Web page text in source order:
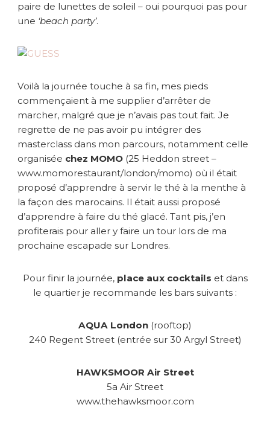
paire de lunettes de soleil – oui pourquoi pas pour
une ‘beach party’.
Voilà la journée touche à sa fin, mes pieds
commençaient à me supplier d’arrêter de
marcher, malgré que je n’avais pas tout fait. Je
regrette de ne pas avoir pu intégrer des
masterclass dans mon parcours, notamment celle
organisée chez MOMO (25 Heddon street –
www.momorestaurant/london/momo) où il était
proposé d’apprendre à servir le thé à la menthe à
la façon des marocains. Il était aussi proposé
d’apprendre à faire du thé glacé. Tant pis, j’en
profiterais pour aller y faire un tour lors de ma
prochaine escapade sur Londres.
Pour finir la journée, place aux cocktails et dans
le quartier je recommande les bars suivants :
AQUA London (rooftop)
240 Regent Street (entrée sur 30 Argyl Street)
HAWKSMOOR Air Street
5a Air Street
www.thehawksmoor.com